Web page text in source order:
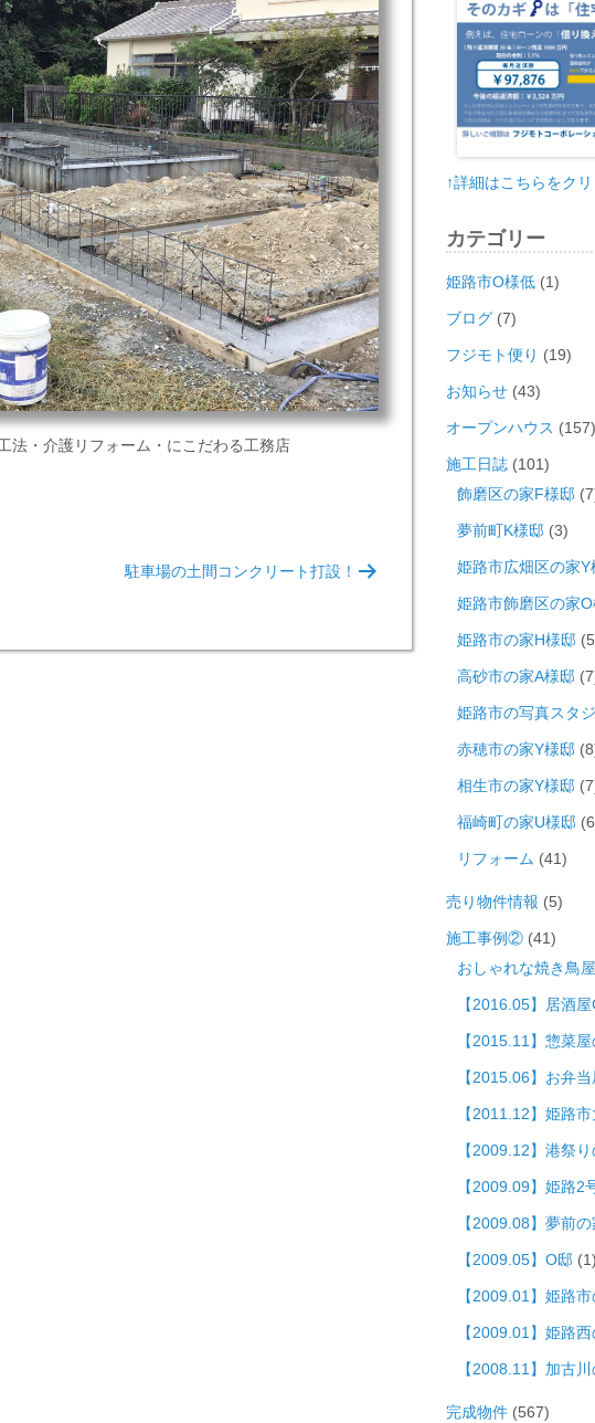
法・介護リフォーム・にこだわる工務店
駐車場の土間コンクリート打設！
↑詳細はこちらをクリ
カテゴリー
姫路市O様低 (1)
ブログ (7)
フジモト便り (19)
お知らせ (43)
オープンハウス (157)
施工日誌 (101)
飾磨区の家F様邸
夢前町K様邸 (3)
姫路市広畑区の家Y
姫路市飾磨区の家
姫路市の家H様邸
高砂市の家A様邸
姫路市の写真スタ
赤穂市の家Y様邸
相生市の家Y様邸
福崎町の家U様邸
リフォーム (41)
売り物件情報 (5)
施工事例② (41)
おしゃれな焼き鳥
【2016.05】居酒
【2015.11】惣菜
【2015.06】お弁
【2011.12】姫路
【2009.12】港祭
【2009.09】姫路2
【2009.08】夢前
【2009.05】O邸 (1)
【2009.01】姫路
【2009.01】姫路
【2008.11】加古
完成物件 (567)